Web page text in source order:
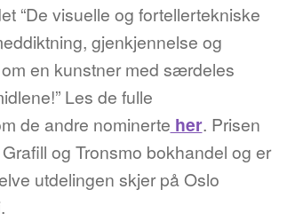
“De visuelle og fortellertekniske
gjenkjennelse og
en kunstner med særdeles
Les de fulle
de andre nominerte her. Prisen
og Tronsmo bokhandel og er
utdelingen skjer på Oslo